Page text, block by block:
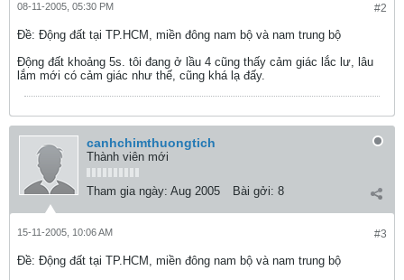
#2
08-11-2005, 05:30 PM
Ðề: Động đất tại TP.HCM, miền đông nam bộ và nam trung bộ
Động đất khoảng 5s. tôi đang ở lầu 4 cũng thấy cảm giác lắc lư, lâu
lắm mới có cảm giác như thế, cũng khá lạ đấy.
canhchimthuongtich
Thành viên mới
Tham gia ngày: Aug 2005 Bài gởi: 8
#3
15-11-2005, 10:06 AM
Ðề: Động đất tại TP.HCM, miền đông nam bộ và nam trung bộ